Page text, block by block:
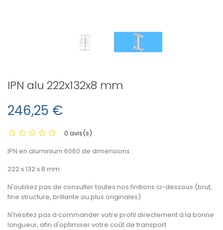
IPN alu 222x132x8 mm
246,25 €
0 avis(s)
IPN en aluminium 6060 de dimensions :
222 x 132 x 8 mm
N'oubliez pas de consulter toutes nos finitions ci-dessous (brut,
fine structure, brillante ou plus originales)
N'hésitez pas à commander votre profil directement à la bonne
longueur, afin d'optimiser votre coût de transport